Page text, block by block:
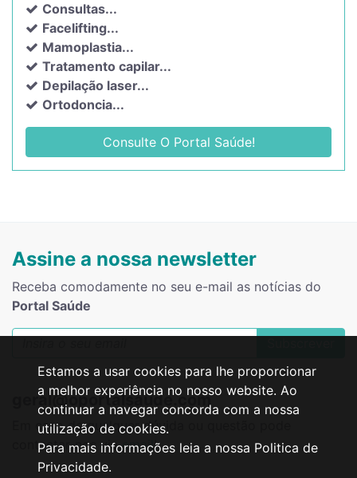
Consultas...
Facelifting...
Mamoplastia...
Tratamento capilar...
Depilação laser...
Ortodoncia...
Consulte O Portal Saúde!
Assine a nossa newsletter
Receba comodamente no seu e-mail as notícias do
Portal Saúde
geral@oportalsaude.com
Em caso de qualquer dúvida ou questão pode
contactar-nos viaemail!
Estamos a usar cookies para lhe proporcionar
a melhor experiência no nosso website. Ao
continuar a navegar concorda com a nossa
utilização de cookies.
Para mais informações leia a nossa Politica de
Privacidade.